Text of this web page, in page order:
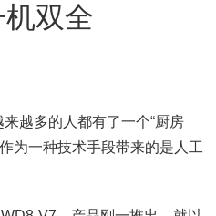
双全
越多的人都有了一个“厨房
为一种技术手段带来的是人工